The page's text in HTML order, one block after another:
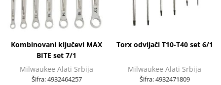
Kombinovani ključevi MAX
BITE set 7/1
Milwaukee Alati Srbija
Šifra:4932464257
Torx odvijači T10-T40 set 6/1
Milwaukee Alati Srbija
Šifra:4932471809